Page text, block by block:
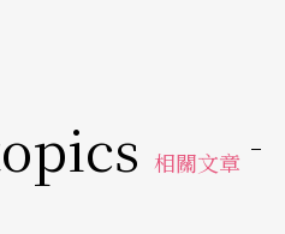
相關文章